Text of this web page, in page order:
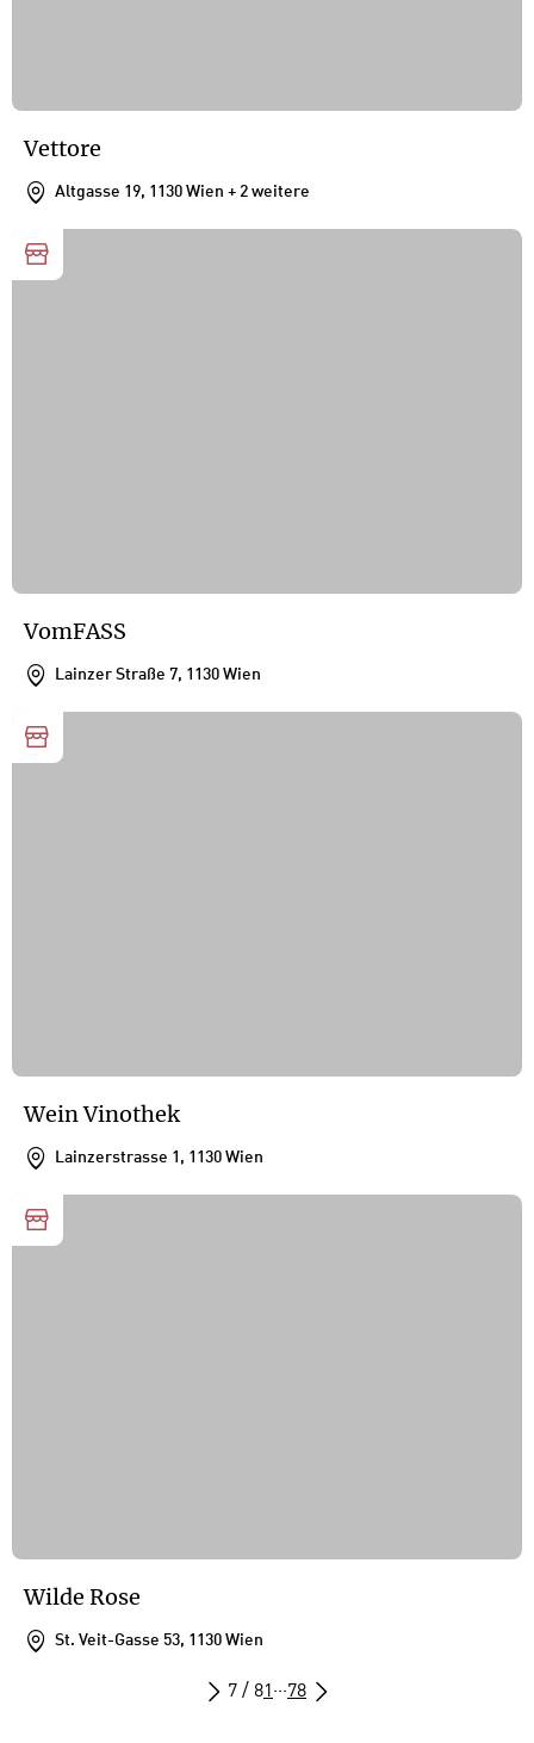
Vettore
Altgasse 19, 1130 Wien + 2 weitere
VomFASS
Lainzer Straße 7, 1130 Wien
Wein Vinothek
Lainzerstrasse 1, 1130 Wien
Wilde Rose
St. Veit-Gasse 53, 1130 Wien
7 / 81 ···78